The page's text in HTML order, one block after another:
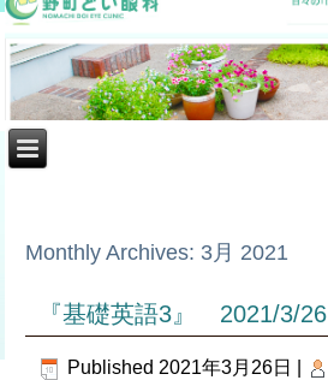
Monthly Archives: 3月 2021
『基礎英語3』 2021/3/26
Published 2021年3月26日